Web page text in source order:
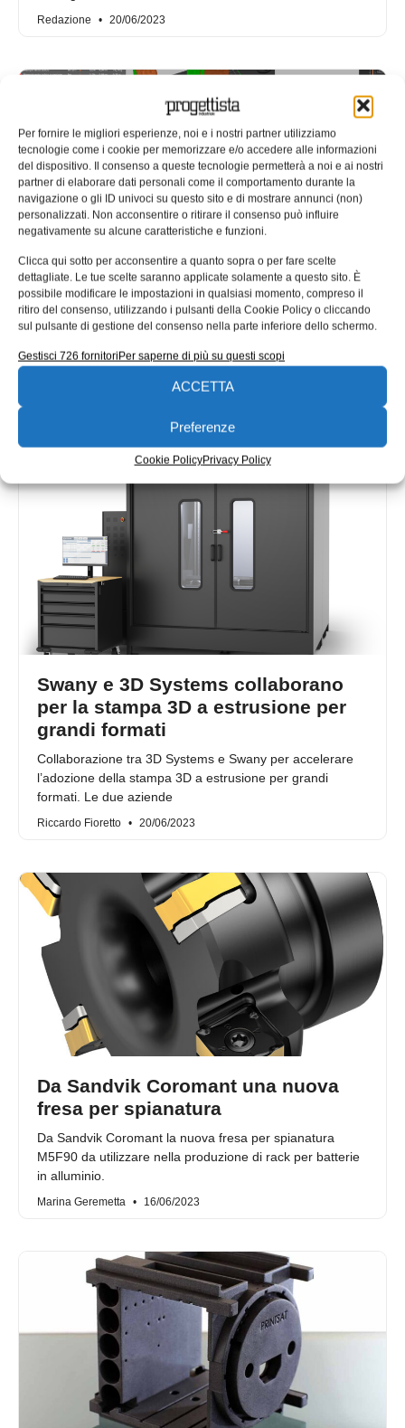
Per fornire le migliori esperienze, noi e i nostri partner utilizziamo
tecnologie come i cookie per memorizzare e/o accedere alle informazioni
del dispositivo. Il consenso a queste tecnologie permetterà a noi e ai nostri
partner di elaborare dati personali come il comportamento durante la
navigazione o gli ID univoci su questo sito e di mostrare annunci (non)
personalizzati. Non acconsentire o ritirare il consenso può influire
negativamente su alcune caratteristiche e funzioni.
Clicca qui sotto per acconsentire a quanto sopra o per fare scelte
dettagliate. Le tue scelte saranno applicate solamente a questo sito. È
possibile modificare le impostazioni in qualsiasi momento, compreso il
ritiro del consenso, utilizzando i pulsanti della Cookie Policy o cliccando
sul pulsante di gestione del consenso nella parte inferiore dello schermo.
Gestisci 726 fornitoriPer saperne di più su questi scopi
ACCETTA
Preferenze
Cookie PolicyPrivacy Policy
Redazione 20/06/2023
Ecor International: stampa 3D per
soluzioni innovative nel settore
aeronautico e aerospaziale
Ricerca applicata e stampa 3D per soluzioni innovative
offre soluzioni su misura.
Swany e 3D Systems collaborano
per la stampa 3D a estrusione per
grandi formati
Collaborazione tra 3D Systems e Swany per accelerare
l’adozione della stampa 3D a estrusione per grandi
formati. Le due aziende
Riccardo Fioretto 20/06/2023
Da Sandvik Coromant una nuova
fresa per spianatura
Da Sandvik Coromant la nuova fresa per spianatura
M5F90 da utilizzare nella produzione di rack per batterie
in alluminio.
Marina Geremetta 16/06/2023